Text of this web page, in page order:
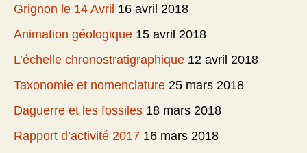
Grignon le 14 Avril 16 avril 2018
Animation géologique 15 avril 2018
L’échelle chronostratigraphique 12 avril 2018
Taxonomie et nomenclature 25 mars 2018
Daguerre et les fossiles 18 mars 2018
Rapport d’activité 2017 16 mars 2018